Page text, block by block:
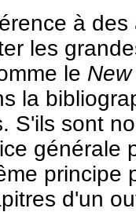
à
les
le
la
S'ils sont
générale
principe
d'un